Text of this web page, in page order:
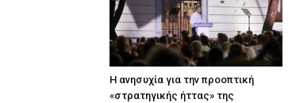
Η ανησυχία για την προοπτική
«στρατηγικής ήττας» της